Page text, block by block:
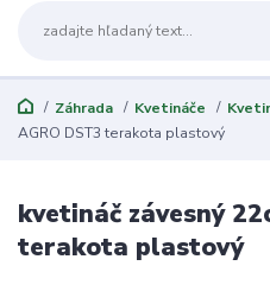
Záhrada Kvetináče
AGRO DST3 terakota plastový
kvetináč závesný
terakota plastový